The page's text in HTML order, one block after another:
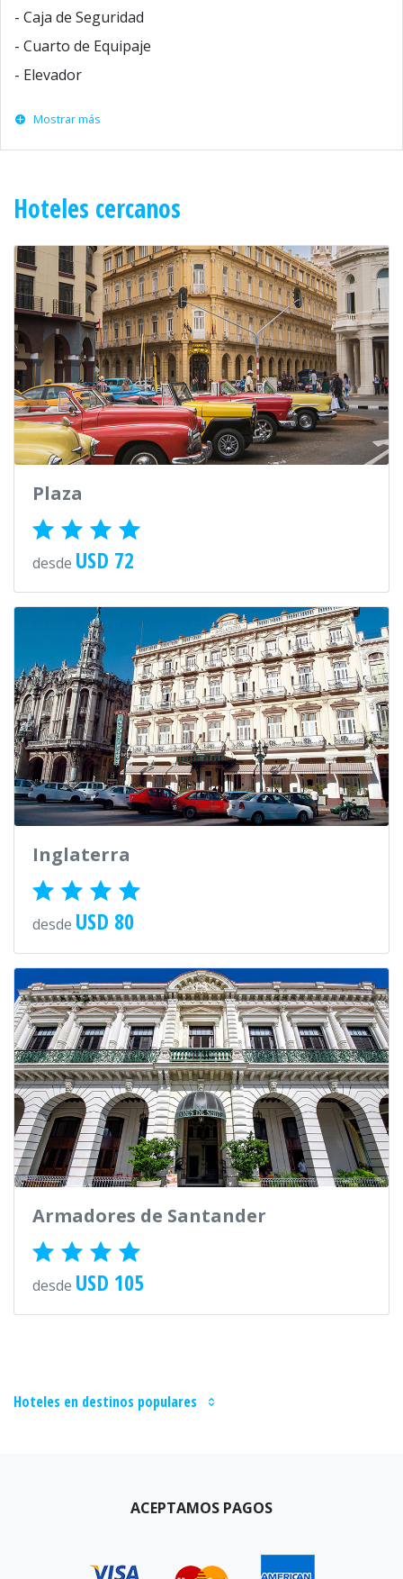
- Caja de Seguridad
- Cuarto de Equipaje
- Elevador
Mostrar más
Hoteles cercanos
Plaza
desde USD 72
Inglaterra
desde USD 80
Armadores de Santander
desde USD 105
Hoteles en destinos populares
ACEPTAMOS PAGOS